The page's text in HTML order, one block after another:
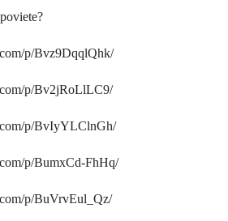
p/Bvz9DqqlQhk/
p/Bv2jRoLlLC9/
p/BvIyYLClnGh/
p/BumxCd-FhHq/
p/BuVrvEul_Qz/